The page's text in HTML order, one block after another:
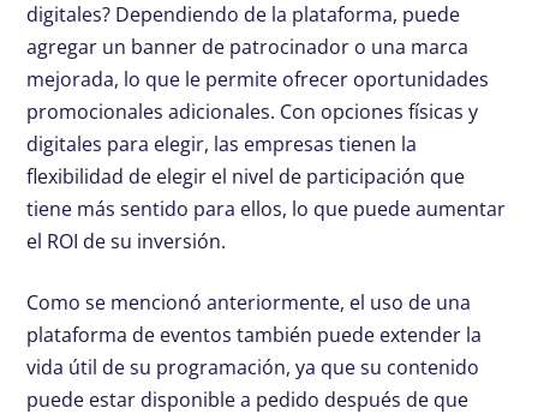
digitales? Dependiendo de la plataforma, puede
agregar un banner de patrocinador o una marca
mejorada, lo que le permite ofrecer oportunidades
promocionales adicionales. Con opciones físicas y
digitales para elegir, las empresas tienen la
flexibilidad de elegir el nivel de participación que
tiene más sentido para ellos, lo que puede aumentar
el ROI de su inversión.
Como se mencionó anteriormente, el uso de una
plataforma de eventos también puede extender la
vida útil de su programación, ya que su contenido
puede estar disponible a pedido después de que